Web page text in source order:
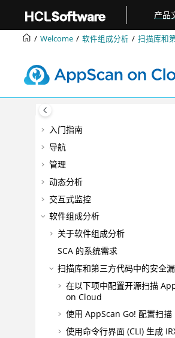
产品
Welcome 软件组成分析 扫描库和
入门指南
导航
管理
动态分析
交互式监控
软件组成分析
关于软件组成分析
SCA 的系统需求
扫描库和第三方代码中的安全
在以下项中配置开源扫描
on Cloud
使用 AppScan Go! 配置扫描
使用命令行界面 (CLI) 生成